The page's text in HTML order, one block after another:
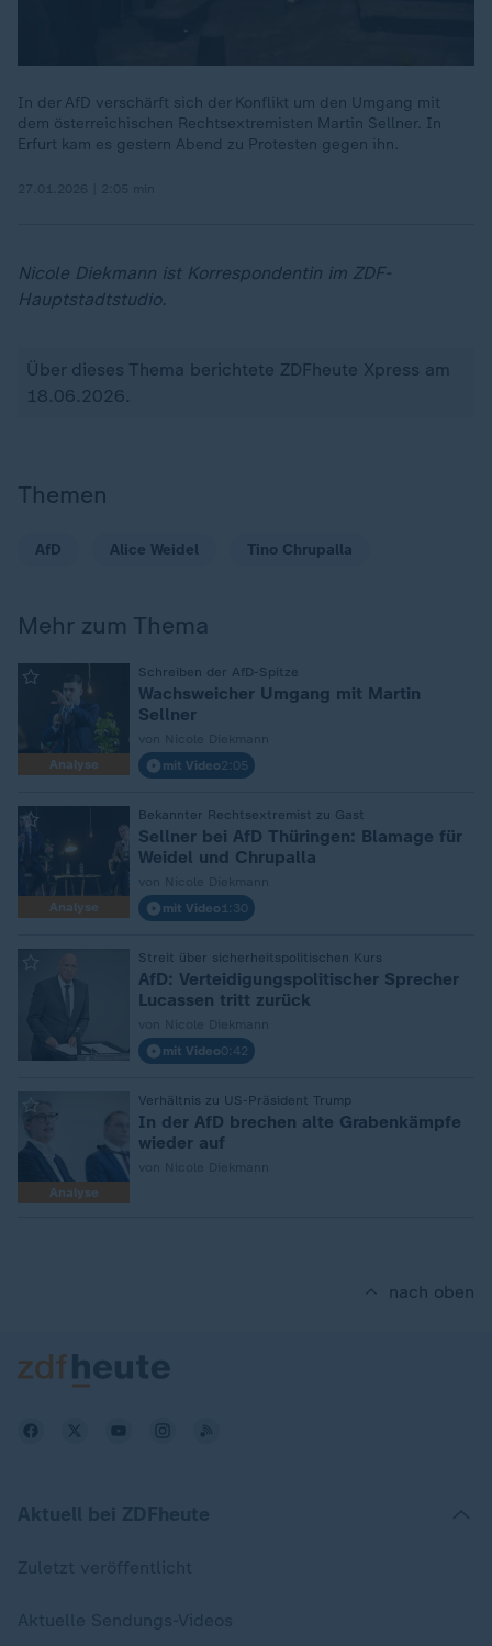
In der AfD verschärft sich der Konflikt um den Umgang mit
dem österreichischen Rechtsextremisten Martin Sellner. In
Erfurt kam es gestern Abend zu Protesten gegen ihn.
Nicole Diekmann ist Korrespondentin im ZDF-
Hauptstadtstudio.
Über dieses Thema berichtete ZDFheute Xpress am
18.06.2026.
Themen
AfD Alice Weidel Tino Chrupalla
Mehr zum Thema
Analyse
Schreiben der AfD-Spitze
Wachsweicher Umgang mit Martin
Sellner
mit Video2:05
Analyse
Bekannter Rechtsextremist zu Gast
:
Sellner bei AfD Thüringen: Blamage für
Weidel und Chrupalla
mit Video 1:30
Streit über sicherheitspolitischen Kurs
AfD: Verteidigungspolitischer Sprecher
Lucassen tritt zurück
mit Video0:42
Analyse
Verhältnis zu US-Präsident Trump
In der AfD brechen alte Grabenkämpfe
wieder auf
nach oben